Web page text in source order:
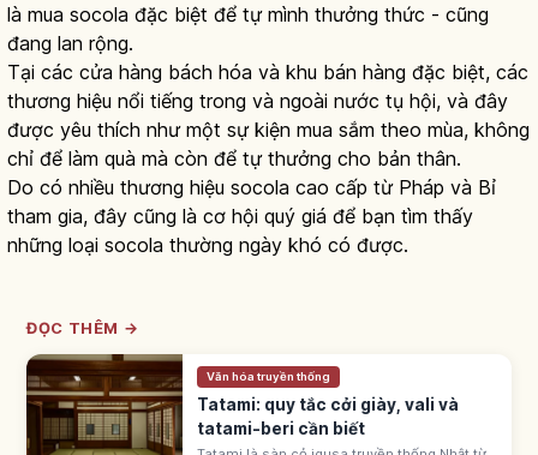
là mua socola đặc biệt để tự mình thưởng thức - cũng
đang lan rộng.
Tại các cửa hàng bách hóa và khu bán hàng đặc biệt, các
thương hiệu nổi tiếng trong và ngoài nước tụ hội, và đây
được yêu thích như một sự kiện mua sắm theo mùa, không
chỉ để làm quà mà còn để tự thưởng cho bản thân.
Do có nhiều thương hiệu socola cao cấp từ Pháp và Bỉ
tham gia, đây cũng là cơ hội quý giá để bạn tìm thấy
những loại socola thường ngày khó có được.
ĐỌC THÊM →
Văn hóa truyền thống
Tatami: quy tắc cởi giày, vali và
tatami-beri cần biết